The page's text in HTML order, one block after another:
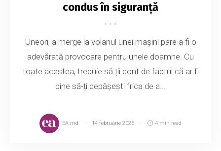
condus în siguranță
Uneori, a merge la volanul unei mașini pare a fi o
adevărată provocare pentru unele doamne. Cu
toate acestea, trebuie să ții cont de faptul că ar fi
bine să-ți depășești frica de a...
EA.md 14 februarie 2026 4 min read